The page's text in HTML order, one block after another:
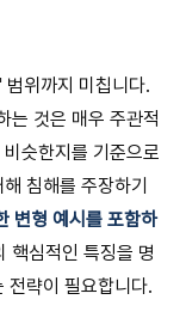
위까지 미칩니다.
는 것은 매우 주관적
슷한지를 기준으로
침해를 주장하기
변형 예시를 포함하
핵심적인 특징을 명
전략이 필요합니다.